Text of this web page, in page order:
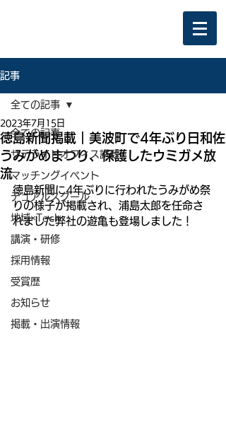
記事
全ての記事
サテライトオフィス誘致
マッチングイベント
デュアルスクール
地域×Tech
講演・研修
採用情報
受賞歴
お知らせ
掲載・出演情報
全ての記事
徳島新聞掲載｜美波町で4年ぶり日和佐
うみがめまつり、保護したウミガメ放
流
2023年7月15日
徳島新聞に4年ぶりに行われたうみがめ祭
りの様子が掲載され、浦島太郎を任命さ
れました弊社の遊亀も登場しました！